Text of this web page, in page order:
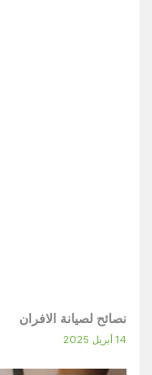
نصائح لصيانة الافران
14 أبريل 2025